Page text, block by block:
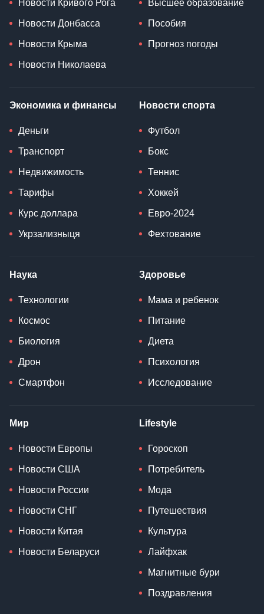
Новости Кривого Рога
Новости Донбасса
Новости Крыма
Новости Николаева
Высшее образование
Пособия
Прогноз погоды
Экономика и финансы
Деньги
Транспорт
Недвижимость
Тарифы
Курс доллара
Укрзализныця
Новости спорта
Футбол
Бокс
Теннис
Хоккей
Евро-2024
Фехтование
Наука
Технологии
Космос
Биология
Дрон
Смартфон
Здоровье
Мама и ребенок
Питание
Диета
Психология
Исследование
Мир
Новости Европы
Новости США
Новости России
Новости СНГ
Новости Китая
Новости Беларуси
Lifestyle
Гороскоп
Потребитель
Мода
Путешествия
Культура
Лайфхак
Магнитные бури
Поздравления